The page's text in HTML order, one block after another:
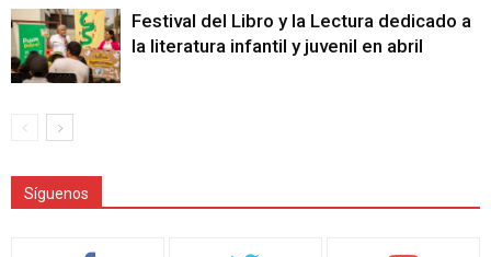
Festival del Libro y la Lectura dedicado a
la literatura infantil y juvenil en abril
Síguenos